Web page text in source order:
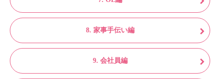
8. 家事手伝い編
9. 会社員編